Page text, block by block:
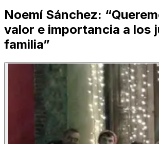
Noemí Sánchez:
valor e importancia a los
familia”